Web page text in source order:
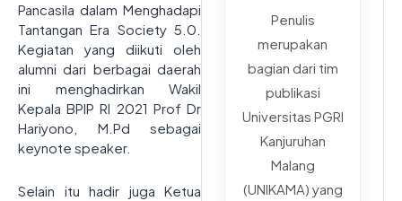
Pancasila dalam Menghadapi
Tantangan Era Society 5.0.
Kegiatan yang diikuti oleh
alumni dari berbagai daerah
ini menghadirkan Wakil
Kepala BPIP RI 2021 Prof Dr
Hariyono, M.Pd sebagai
keynote speaker.
Selain itu hadir juga Ketua
Penulis
merupakan
bagian dari tim
publikasi
Universitas PGRI
Kanjuruhan
Malang
(UNIKAMA) yang